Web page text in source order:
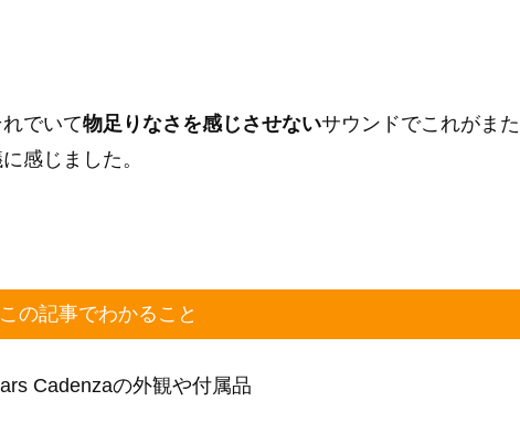
でいて物足りなさを感じさせないサウンドでこれがまた
感じました。
この記事でわかること
Cadenzaの外観や付属品